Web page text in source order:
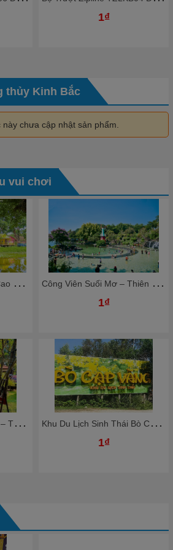
1₫
thủy Kinh Bắc
này chưa cập nhật sản phẩm.
vui chơi
K
hu Du Lịch Sinh Thái Cao Minh - Thiên Đường Nghỉ Dưỡng Giữa Lòng Đồng Nai
K
hu Du Lịch Văn Thánh – Thiên Đường Nghỉ Dưỡng Giữa Lòng Sài Gòn
C
ông Viên Suối Mơ – Thiên Đường Giải Trí Xanh Giữa Thiên Nhiên
1₫
K
hu Du Lịch Sinh Thái Bò Cạp Vàng – Thiên Đường Giải Trí Xanh Gần Sài Gòn
1₫